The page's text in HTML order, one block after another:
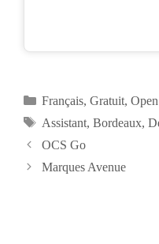
Catégories
Français, Gratuit,
Étiquettes
Assistant, Bordeaux,
OCS Go
Marques Avenue